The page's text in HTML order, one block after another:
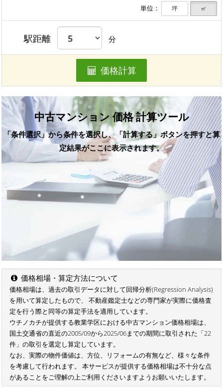
単位： 坪 ㎡
駅距離 分
価格計算
中古マンション 価格 計算ツール
「条件選択」から条件を選択し、「計算する」ボタンを押すと算
定結果がここに表示されます。
価格相場・算定方法について
価格相場は、過去の取引データに対して回帰分析(Regression Analysis)
を用いて算定したもので、 不動産鑑定士などの専門家が実際に価格査
定を行う際と同等の算定手法を適用しています。
ウチノカチが提供する教業学区における中古マンション価格相場は、
国土交通省の直近の2005/09から2025/06までの期間に取引された「22
件」の取引を選定し算定しています。
なお、実際の物件価値は、方位、リフォームの有無など、様々な条件
を考慮して行われます。 本サービスが提供する価格相場は不十分な点
があることをご理解の上ご利用くださいますようお願いいたします。